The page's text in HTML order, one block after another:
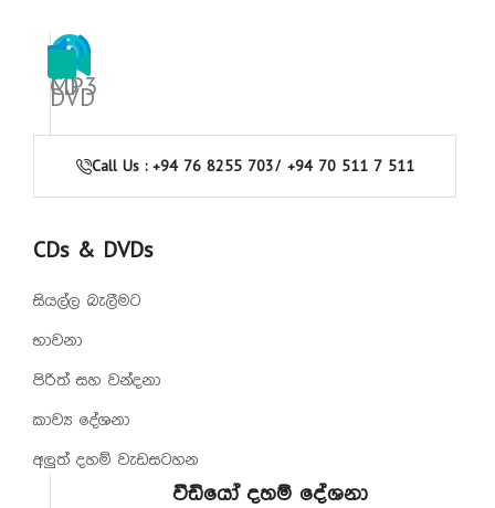
CD
MP3
DVD
Call Us : +94 76 8255 703/ +94 70 511 7 511
CDs & DVDs
සියල්ල බැලීමට
භාවනා
පිරිත් සහ වන්දනා
කාව්‍ය දේශනා
අලුත් දහම් වැඩසටහන
වීඩියෝ දහම් දේශනා